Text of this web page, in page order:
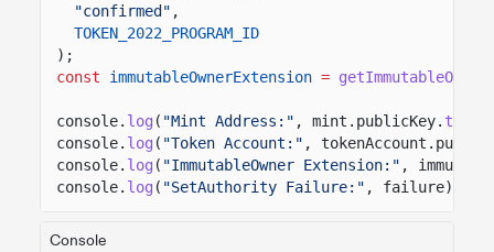
"confirmed" ,
TOKEN_2022_PROGRAM_ID
);
const
immutableOwnerExtension = getImmutableOwner
console. log ( "Mint Address:" , mint.publicKey.
console. log ( "Token Account:" ,
console. log ( "ImmutableOwner Extension:" ,
console. log ( "SetAuthority Failure:" , failure);
Console